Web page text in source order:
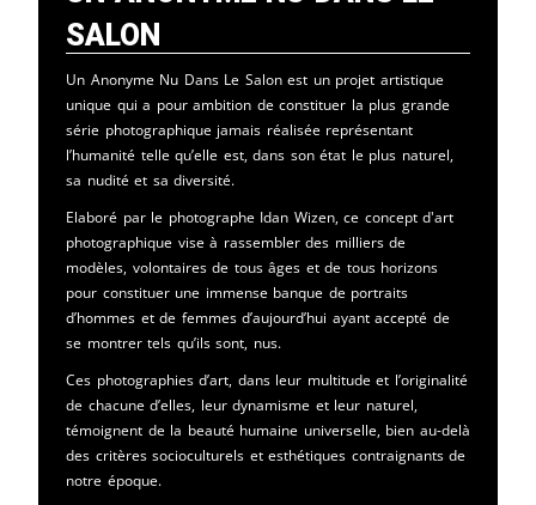
Salon
Un Anonyme Nu Dans Le Salon est un projet artistique
unique qui a pour ambition de constituer la plus grande
série photographique jamais réalisée représentant
l’humanité telle qu’elle est, dans son état le plus naturel,
sa nudité et sa diversité.
Elaboré par le photographe Idan Wizen, ce concept d'art
photographique vise à rassembler des milliers de
modèles, volontaires de tous âges et de tous horizons
pour constituer une immense banque de portraits
d’hommes et de femmes d’aujourd’hui ayant accepté de
se montrer tels qu’ils sont, nus.
Ces photographies d’art, dans leur multitude et l’originalité
de chacune d’elles, leur dynamisme et leur naturel,
témoignent de la beauté humaine universelle, bien au-delà
des critères socioculturels et esthétiques contraignants de
notre époque.